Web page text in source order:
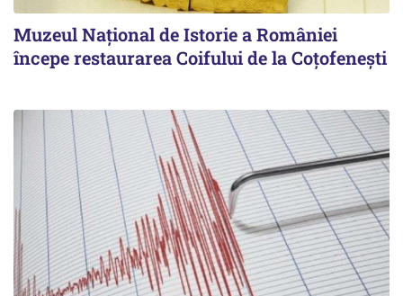
Muzeul Național de Istorie a României
începe restaurarea Coifului de la Coțofenești